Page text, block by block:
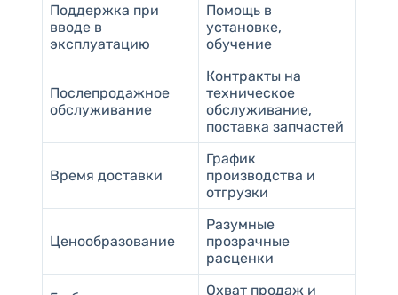
Поддержка при
вводе в
эксплуатацию
Помощь в
установке,
обучение
Послепродажное
обслуживание
Контракты на
техническое
обслуживание,
поставка запчастей
Время доставки
График
производства и
отгрузки
Ценообразование
Разумные
прозрачные
расценки
Охват продаж и